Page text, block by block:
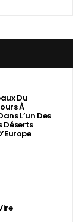
Du
À
L’un Des
Déserts